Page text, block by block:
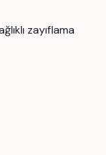
zayıflama